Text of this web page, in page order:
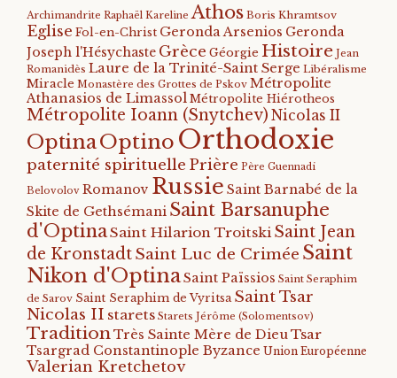
Archimandrite Raphaël Kareline Athos Boris Khramtsov
Eglise Fol-en-Christ Geronda Arsenios Geronda
Joseph l'Hésychaste Grèce Géorgie Histoire Jean
Romanidès Laure de la Trinité-Saint Serge Libéralisme
Miracle Monastère des Grottes de Pskov Métropolite
Athanasios de Limassol Métropolite Hiérotheos
Métropolite Ioann (Snytchev) Nicolas II
OptinaOptino Orthodoxie
paternité spirituelle Prière Père Guennadi
Belovolov Romanov Russie Saint Barnabé de la
Skite de Gethsémani Saint Barsanuphe
d'OptinaSaint Hilarion Troitski Saint Jean
de KronstadtSaint Luc de Crimée Saint
Nikon d'OptinaSaint Païssios Saint Seraphim
de Sarov Saint Seraphim de Vyritsa Saint Tsar
Nicolas II starets Starets Jérôme (Solomentsov)
TraditionTrès Sainte Mère de DieuTsar
Tsargrad Constantinople Byzance Union Européenne
Valerian Kretchetov